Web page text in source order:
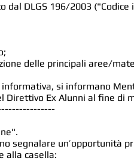
dal DLGS 196/2003
delle principali aree/
si informano
Direttivo Ex Alunni al fine
segnalare un’opportunità
alla casella: